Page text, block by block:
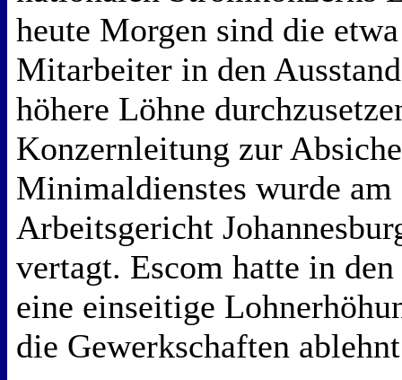
heute Morgen sind die
Mitarbeiter in den
höhere Löhne
Konzernleitung zur
Minimaldienstes wurde
Arbeitsgericht
vertagt. Escom hatte in
eine einseitige
die Gewerkschaften